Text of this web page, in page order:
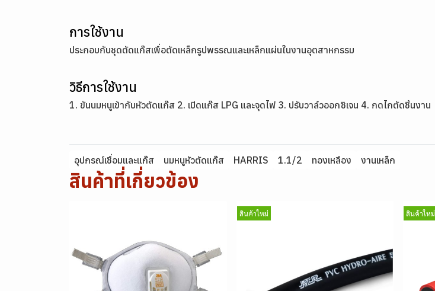
การใช้งาน
ประกอบกับชุดตัดแก๊สเพื่อตัดเหล็กรูปพรรณและเหล็กแผ่นในงานอุตสาหกรรม
วิธีการใช้งาน
1. ขันนมหนูเข้ากับหัวตัดแก๊ส 2. เปิดแก๊ส LPG และจุดไฟ 3. ปรับวาล์วออกซิเจน 4. กดไกตัดชิ้นงาน
อุปกรณ์เชื่อมและแก๊ส นมหนูหัวตัดแก๊ส HARRIS 1.1/2 ทองเหลือง งานเหล็ก
สินค้าที่เกี่ยวข้อง
สินค้าใหม่ สินค้าใหม่